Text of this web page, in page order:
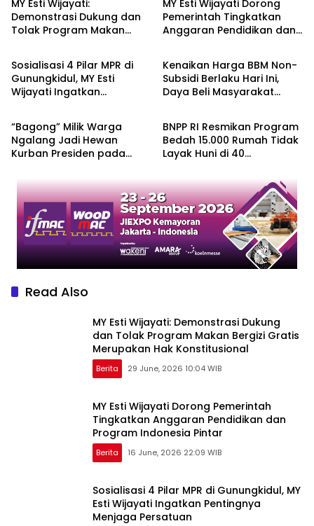
MY Esti Wijayati:
Demonstrasi Dukung dan
Tolak Program Makan
MY Esti Wijayati Dorong
Pemerintah Tingkatkan
Anggaran Pendidikan dan
Berita
Sosialisasi 4 Pilar MPR di
Gunungkidul, MY Esti
Wijayati Ingatkan
Berita
Kenaikan Harga BBM Non-
Subsidi Berlaku Hari Ini,
Daya Beli Masyarakat
Berita
“Bagong” Milik Warga
Ngalang Jadi Hewan
Kurban Presiden pada
Berita
BNPP RI Resmikan Program
Bedah 15.000 Rumah Tidak
Layak Huni di 40
Perbatasan
Read Also
MY Esti Wijayati: Demonstrasi Dukung
dan Tolak Program Makan Bergizi Gratis
Merupakan Hak Konstitusional
Berita 29 June, 2026 10:04 WIB
MY Esti Wijayati Dorong Pemerintah
Tingkatkan Anggaran Pendidikan dan
Program Indonesia Pintar
Berita 16 June, 2026 22:09 WIB
Sosialisasi 4 Pilar MPR di Gunungkidul, MY
Esti Wijayati Ingatkan Pentingnya
Menjaga Persatuan